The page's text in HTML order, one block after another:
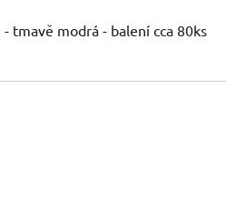
tmavě modrá - balení cca 80ks